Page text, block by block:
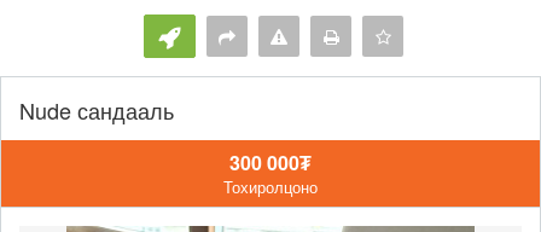
Nude сандааль
300 000₮
Тохиролцоно